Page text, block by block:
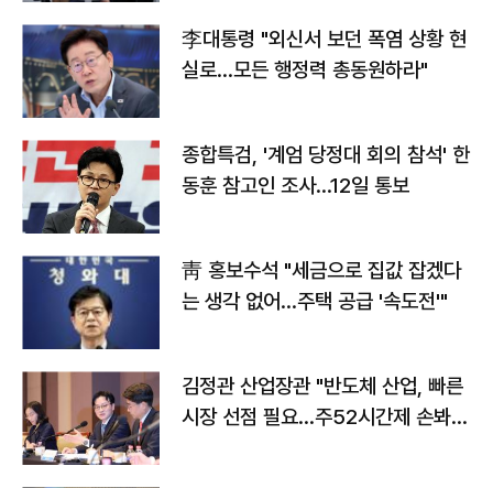
李대통령 "외신서 보던 폭염 상황 현
실로…모든 행정력 총동원하라"
종합특검, '계엄 당정대 회의 참석' 한
동훈 참고인 조사...12일 통보
靑 홍보수석 "세금으로 집값 잡겠다
는 생각 없어…주택 공급 '속도전'"
김정관 산업장관 "반도체 산업, 빠른
시장 선점 필요…주52시간제 손봐